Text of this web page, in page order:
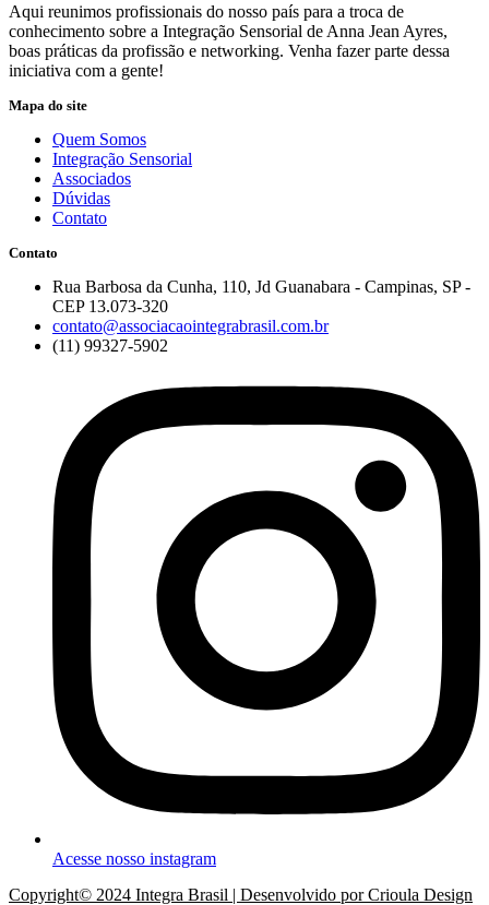
Aqui reunimos profissionais do nosso país para a troca de
conhecimento sobre a Integração Sensorial de Anna Jean Ayres,
boas práticas da profissão e networking. Venha fazer parte dessa
iniciativa com a gente!
Mapa do site
Quem Somos
Integração Sensorial
Associados
Dúvidas
Contato
Contato
Rua Barbosa da Cunha, 110, Jd Guanabara - Campinas, SP -
CEP 13.073-320
contato@associacaointegrabrasil.com.br
(11) 99327-5902
Acesse nosso instagram
Copyright© 2024 Integra Brasil | Desenvolvido por Crioula Design